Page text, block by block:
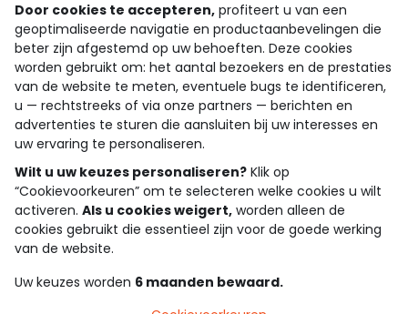
wie zijn we?
hulp nodig
loyalty club
onze catalogus
Algemene verkoop en gebruiksvoorwaarden
Privacybeleid
Cookies en persoonsgegevens
Door cookies te accepteren, profiteert u van een
geoptimaliseerde navigatie en productaanbevelingen die
beter zijn afgestemd op uw behoeften. Deze cookies
worden gebruikt om: het aantal bezoekers en de prestaties
van de website te meten, eventuele bugs te identificeren,
u — rechtstreeks of via onze partners — berichten en
advertenties te sturen die aansluiten bij uw interesses en
uw ervaring te personaliseren.
Wilt u uw keuzes personaliseren? Klik op
“Cookievoorkeuren” om te selecteren welke cookies u wilt
activeren. Als u cookies weigert, worden alleen de
cookies gebruikt die essentieel zijn voor de goede werking
van de website.
Uw keuzes worden 6 maanden bewaard.